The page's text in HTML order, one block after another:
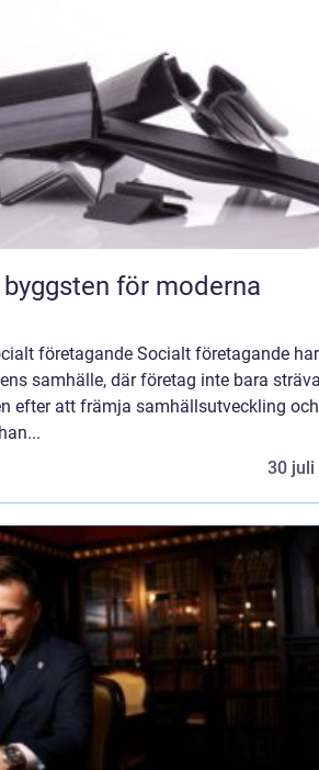
företagande Socialt företagande har
samhälle, där företag inte bara
efter att främja samhällsutveckling
30 juli